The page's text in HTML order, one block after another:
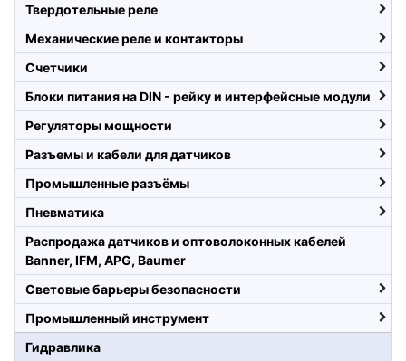
Твердотельные реле
Механические реле и контакторы
Счетчики
Блоки питания на DIN - рейку и интерфейсные модули
Регуляторы мощности
Разъемы и кабели для датчиков
Промышленные разъёмы
Пневматика
Распродажа датчиков и оптоволоконных кабелей
Banner, IFM, APG, Baumer
Световые барьеры безопасности
Промышленный инструмент
Гидравлика